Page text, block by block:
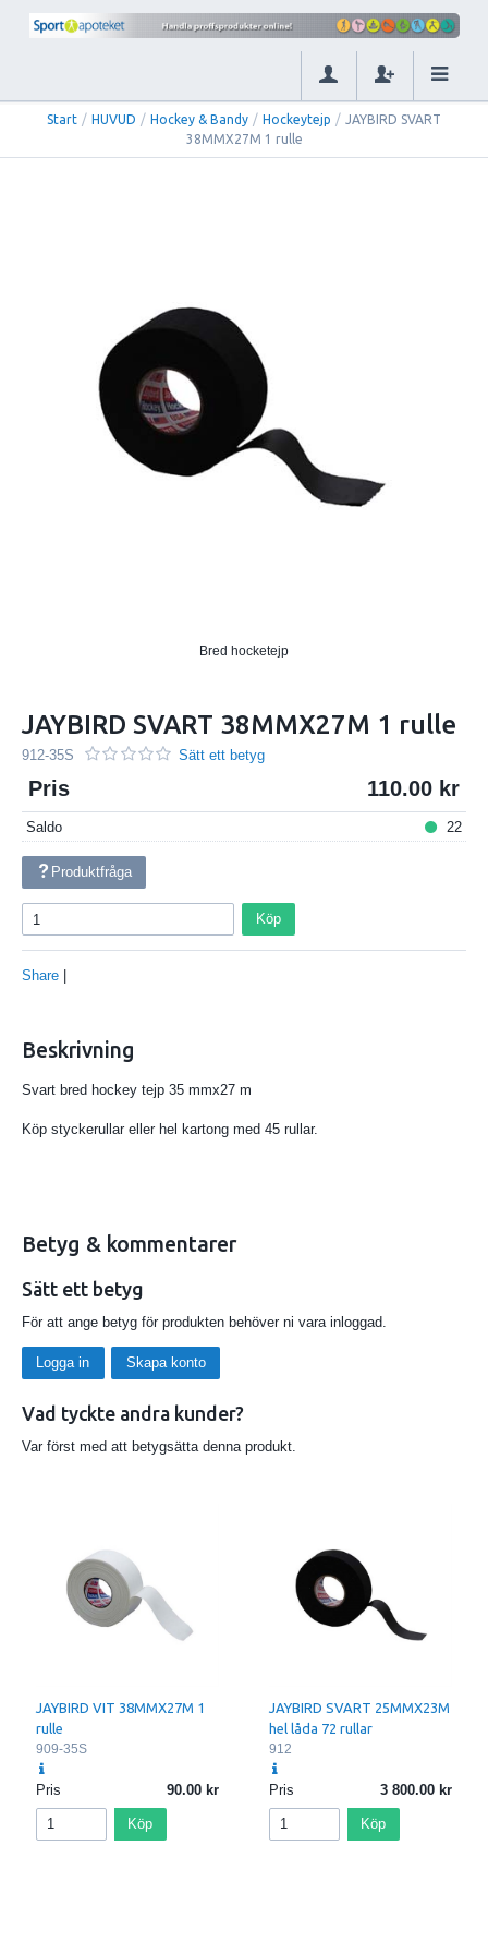
Start / HUVUD / Hockey & Bandy / Hockeytejp / JAYBIRD SVART
38MMX27M 1 rulle
Bred hocketejp
JAYBIRD SVART 38MMX27M 1 rulle
912-35S Sätt ett betyg
Pris 110.00
Saldo 22
Produktfråga
Köp
Share
Beskrivning
Svart bred hockey tejp 35 mmx27 m
Köp styckerullar eller hel kartong med 45 rullar.
Betyg & kommentarer
Sätt ett betyg
För att ange betyg för produkten behöver ni vara inloggad.
Logga in Skapa konto
Vad tyckte andra kunder?
Var först med att betygsätta denna produkt.
JAYBIRD VIT 38MMX27M 1
rulle
909-35S
Pris 90.00
Köp
JAYBIRD SVART 25MMX23M
hel låda 72 rullar
912
Pris 3 800.00
Köp